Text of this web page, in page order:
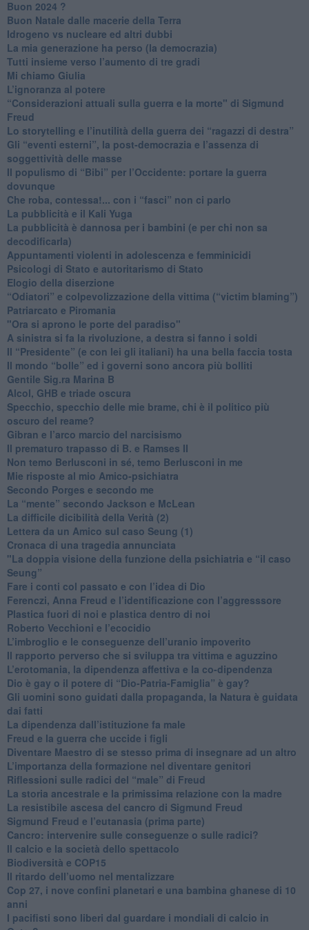
Buon 2024 ?
​Buon Natale dalle macerie della Terra
​Idrogeno vs nucleare ed altri dubbi
​La mia generazione ha perso (la democrazia)
​Tutti insieme verso l’aumento di tre gradi
Mi chiamo Giulia
L’ignoranza al potere
​“Considerazioni attuali sulla guerra e la morte" di Sigmund
Freud
​Lo storytelling e l’inutilità della guerra dei “ragazzi di destra”
​Gli “eventi esterni”, la post-democrazia e l’assenza di
soggettività delle masse
​Il populismo di “Bibi” per l’Occidente: portare la guerra
dovunque
​Che roba, contessa!... con i “fasci” non ci parlo
La pubblicità e il Kali Yuga
​La pubblicità è dannosa per i bambini (e per chi non sa
decodificarla)
​Appuntamenti violenti in adolescenza e femminicidi
​Psicologi di Stato e autoritarismo di Stato
Elogio della diserzione
“Odiatori” e colpevolizzazione della vittima (“victim blaming”)
​Patriarcato e Piromania
"Ora si aprono le porte del paradiso"
​A sinistra si fa la rivoluzione, a destra si fanno i soldi
​Il “Presidente” (e con lei gli italiani) ha una bella faccia tosta
​Il mondo “bolle” ed i governi sono ancora più bolliti
​Gentile Sig.ra Marina B
​Alcol, GHB e triade oscura
​Specchio, specchio delle mie brame, chi è il politico più
oscuro del reame?
​Gibran e l’arco marcio del narcisismo
​Il prematuro trapasso di B. e Ramses II
​Non temo Berlusconi in sé, temo Berlusconi in me
​Mie risposte al mio Amico-psichiatra
​Secondo Porges e secondo me
​La “mente” secondo Jackson e McLean
La difficile dicibilità della Verità (2)
​Lettera da un Amico sul caso Seung (1)
​Cronaca di una tragedia annunciata
"​La doppia visione della funzione della psichiatria e “il caso
Seung”
​Fare i conti col passato e con l’idea di Dio
​Ferenczi, Anna Freud e l’identificazione con l’aggresssore
Plastica fuori di noi e plastica dentro di noi
​Roberto Vecchioni e l’ecocidio
​L’imbroglio e le conseguenze dell’uranio impoverito
​Il rapporto perverso che si sviluppa tra vittima e aguzzino
L’erotomania, la dipendenza affettiva e la co-dipendenza
​Dio è gay o il potere di “Dio-Patria-Famiglia” è gay?
​Gli uomini sono guidati dalla propaganda, la Natura è guidata
dai fatti
La dipendenza dall’istituzione fa male
​Freud e la guerra che uccide i figli
​Diventare Maestro di se stesso prima di insegnare ad un altro
L’importanza della formazione nel diventare genitori
Riflessioni sulle radici del “male” di Freud
​La storia ancestrale e la primissima relazione con la madre
​La resistibile ascesa del cancro di Sigmund Freud
Sigmund Freud e l’eutanasia (prima parte)
Cancro: intervenire sulle conseguenze o sulle radici?
​Il calcio e la società dello spettacolo
Biodiversità e COP15
​Il ritardo dell’uomo nel mentalizzare
​Cop 27, i nove confini planetari e una bambina ghanese di 10
anni
​I pacifisti sono liberi dal guardare i mondiali di calcio in